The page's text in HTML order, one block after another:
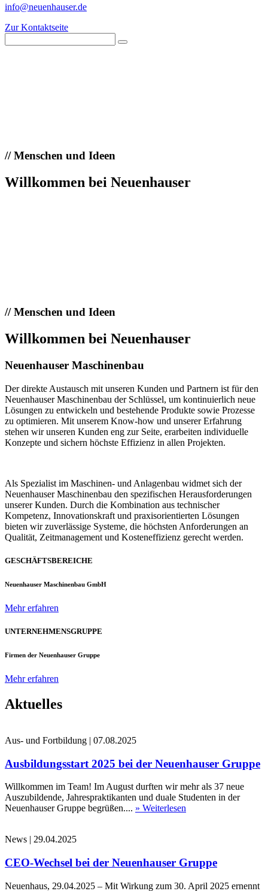
info@neuenhauser.de
Zur Kontaktseite
//Menschen und Ideen
Willkommen bei Neuenhauser
//Menschen und Ideen
Willkommen bei Neuenhauser
Neuenhauser Maschinenbau
Der direkte Austausch mit unseren Kunden und Partnern ist für den
Neuenhauser Maschinenbau der Schlüssel, um kontinuierlich neue
Lösungen zu entwickeln und bestehende Produkte sowie Prozesse
zu optimieren. Mit unserem Know-how und unserer Erfahrung
stehen wir unseren Kunden eng zur Seite, erarbeiten individuelle
Konzepte und sichern höchste Effizienz in allen Projekten.
Als Spezialist im Maschinen- und Anlagenbau widmet sich der
Neuenhauser Maschinenbau den spezifischen Herausforderungen
unserer Kunden. Durch die Kombination aus technischer
Kompetenz, Innovationskraft und praxisorientierten Lösungen
bieten wir zuverlässige Systeme, die höchsten Anforderungen an
Qualität, Zeitmanagement und Kosteneffizienz gerecht werden.
GESCHÄFTSBEREICHE
Neuenhauser Maschinenbau GmbH
Mehr erfahren
UNTERNEHMENSGRUPPE
Firmen der Neuenhauser Gruppe
Mehr erfahren
Aktuelles
Aus- und Fortbildung | 07.08.2025
Ausbildungsstart 2025 bei der Neuenhauser Gruppe
Willkommen im Team! Im August durften wir mehr als 37 neue
Auszubildende, Jahrespraktikanten und duale Studenten in der
Neuenhauser Gruppe begrüßen.... » Weiterlesen
News | 29.04.2025
CEO-Wechsel bei der Neuenhauser Gruppe
Neuenhaus, 29.04.2025 – Mit Wirkung zum 30. April 2025 ernennt